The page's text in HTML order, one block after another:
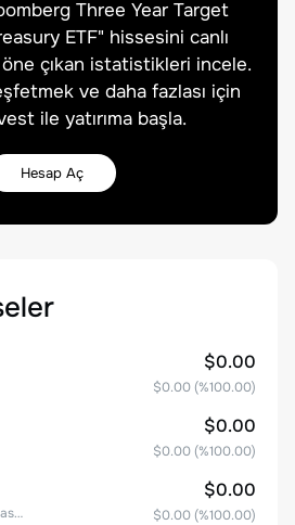
Three Year Target
ETF" hissesini canlı
çıkan istatistikleri incele.
ve daha fazlası için
ile yatırıma başla.
Hesap Aç
$0.00
$0.00 (%100.00)
$0.00
$0.00 (%100.00)
Alphabet Inc. Class A Common Stock
$0.00
$0.00 (%100.00)